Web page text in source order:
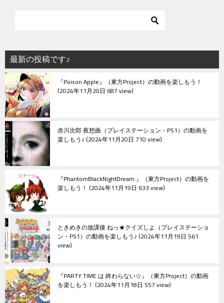
シ
ョ
ン
最新の投稿です♪
『Poison Apple』（東方Project）の動画を楽しもう！
2024年11月20日 687 view
赤川次郎 夜想曲（プレイステーション・PS1）の動画を
楽しもう♪ 2024年11月20日 710 view
『PhantomBlackNightDream.』（東方Project）の動画を
楽しもう！ 2024年11月19日 633 view
ときめきの放課後 ねっ★クイズしよ（プレイステーショ
ン・PS1）の動画を楽しもう♪ 2024年11月19日 561
view
『PARTY TIME は 終わらない☆』（東方Project）の動画
を楽しもう！ 2024年11月18日 557 view